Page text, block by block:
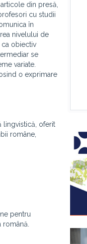
din presă,
cu studii
în
nivelului de
ca obiectiv
se
variate.
o exprimare
lingvistică, oferit
române,
pentru